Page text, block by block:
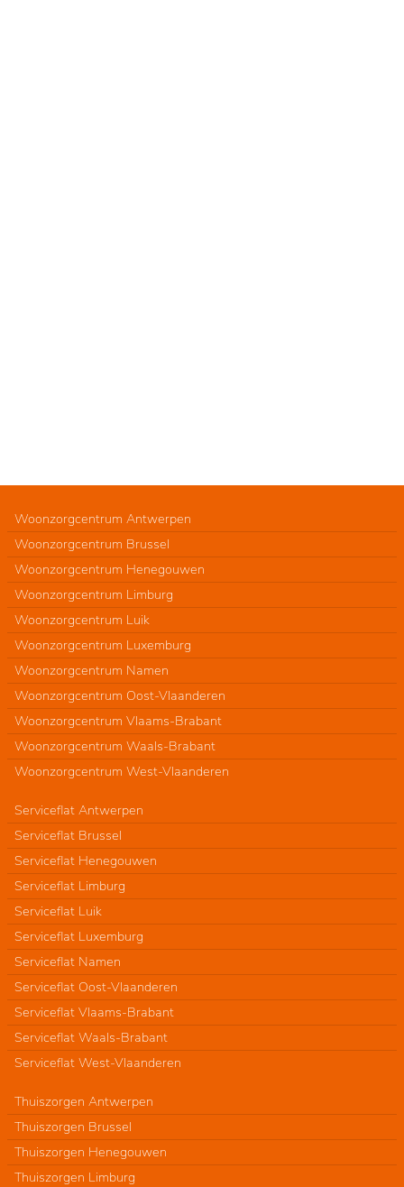
Woonzorgcentrum Antwerpen
Woonzorgcentrum Brussel
Woonzorgcentrum Henegouwen
Woonzorgcentrum Limburg
Woonzorgcentrum Luik
Woonzorgcentrum Luxemburg
Woonzorgcentrum Namen
Woonzorgcentrum Oost-Vlaanderen
Woonzorgcentrum Vlaams-Brabant
Woonzorgcentrum Waals-Brabant
Woonzorgcentrum West-Vlaanderen
Serviceflat Antwerpen
Serviceflat Brussel
Serviceflat Henegouwen
Serviceflat Limburg
Serviceflat Luik
Serviceflat Luxemburg
Serviceflat Namen
Serviceflat Oost-Vlaanderen
Serviceflat Vlaams-Brabant
Serviceflat Waals-Brabant
Serviceflat West-Vlaanderen
Thuiszorgen Antwerpen
Thuiszorgen Brussel
Thuiszorgen Henegouwen
Thuiszorgen Limburg